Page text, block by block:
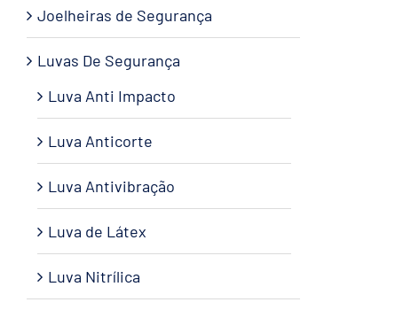
Joelheiras de Segurança
Luvas De Segurança
Luva Anti Impacto
Luva Anticorte
Luva Antivibração
Luva de Látex
Luva Nitrílica